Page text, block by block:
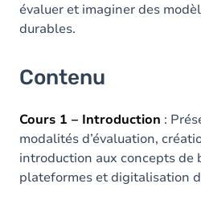
évaluer et imaginer des
durables.
Contenu
Cours 1 – Introduction :
modalités d’évaluation,
introduction aux concepts de
plateformes et digitalisation